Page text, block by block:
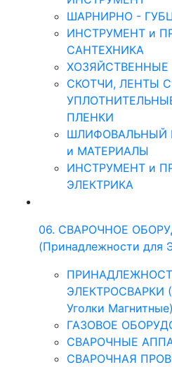
ШАРНИРНО -
ИНСТРУМЕНТ и
САНТЕХНИКА
ХОЗЯЙСТВЕННЫЕ
СКОТЧИ, ЛЕНТЫ
ПЛЕНКИ
ШЛИФОВАЛЬНЫЙ
и МАТЕРИАЛЫ
ИНСТРУМЕНТ и
ЭЛЕКТРИКА
06. СВАРОЧНОЕ
(Принадлежности для
ЭЛЕКТРОСВАРКИ
Уголки Магнитные)
ГАЗОВОЕ
СВАРОЧНЫЕ
СВАРОЧНАЯ